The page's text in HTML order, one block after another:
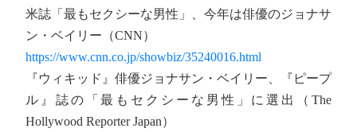
米誌「最もセクシーな男性」、今年は俳優のジョナサ
ン・ベイリー（CNN）
https://www.cnn.co.jp/showbiz/35240016.html
『ウィキッド』俳優ジョナサン・ベイリー、『ピープ
ル』誌の「最もセクシーな男性」に選出（The
Hollywood Reporter Japan）